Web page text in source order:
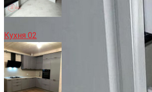
Кухня 02